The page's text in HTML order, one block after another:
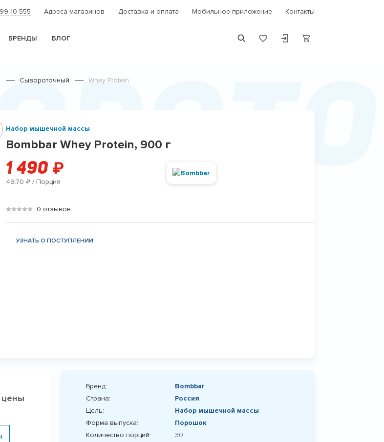
10 555 Адреса магазинов Доставка и оплата Мобильное приложение Контакты
БРЕНДЫ БЛОГ
Сывороточный Whey Protein
Набор мышечной массы
Bombbar Whey Protein, 900 г
1 490 ₽
49.70 ₽ / Порция
0 отзывов
УЗНАТЬ О ПОСТУПЛЕНИИ
цены
Бренд:
Bombbar
Страна:
Россия
Цель:
Набор мышечной массы
Форма выпуска:
Порошок
Количество порций:
30